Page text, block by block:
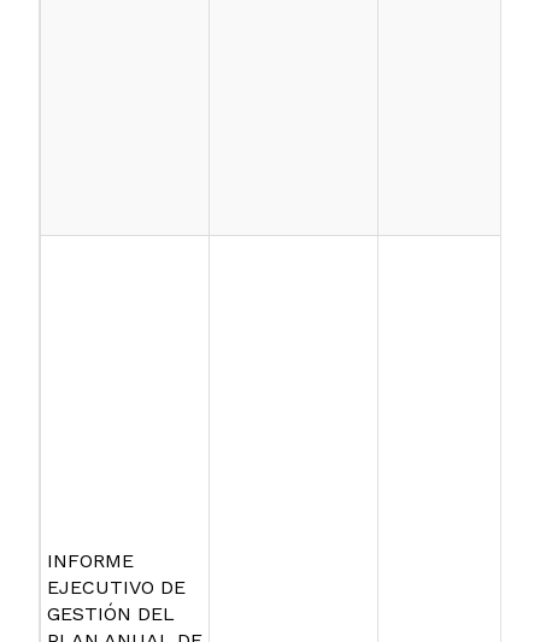
INFORME
EJECUTIVO DE
GESTIÓN DEL